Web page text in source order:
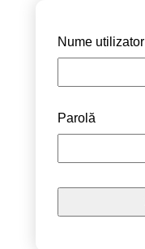
Nume utilizator
Parolă